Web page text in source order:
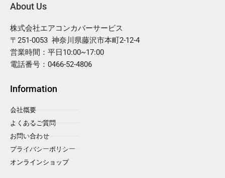
About Us
株式会社エアコンカバーサービス
〒251-0053 神奈川県藤沢市本町2-12-4
営業時間：平日10:00~17:00
電話番号：0466-52-4806
Information
会社概要
よくあるご質問
お問い合わせ
プライバシーポリシー
オンラインショップ